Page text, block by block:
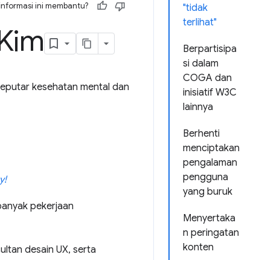
"tidak
terlihat"
Berpartisipa
si dalam
COGA dan
inisiatif W3C
lainnya
Berhenti
menciptakan
pengalaman
pengguna
yang buruk
Menyertaka
n peringatan
konten
ini membantu?
kesehatan mental dan
pekerjaan
desain UX, serta